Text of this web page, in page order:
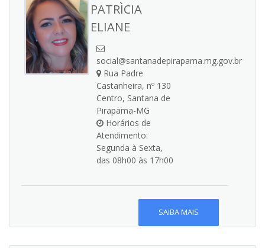
PATRÌCIA
ELIANE
social@santanadepirapama.mg.gov.br
Rua Padre
Castanheira, nº 130
Centro, Santana de
Pirapama-MG
Horários de
Atendimento:
Segunda à Sexta,
das 08h00 às 17h00
SAIBA MAIS